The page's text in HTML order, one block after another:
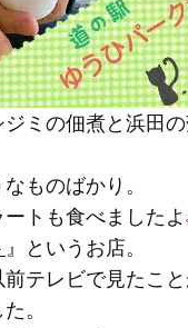
ミの佃煮と浜田
ものばかり。
トも食べましたよ
』というお店。
テレビで見たこ
。